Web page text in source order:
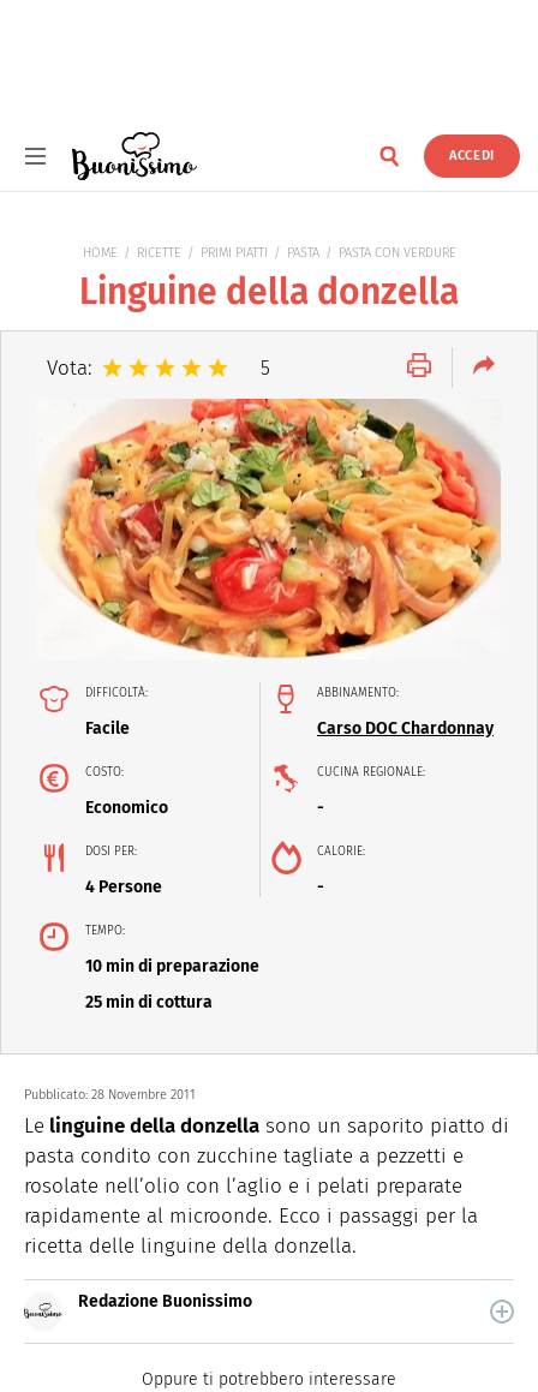
ACCEDI
HOME RICETTE PRIMI PIATTI PASTA PASTA CON VERDURE
Linguine della donzella
Vota: 5
DIFFICOLTÀ:
Facile
ABBINAMENTO:
Carso DOC Chardonnay
COSTO:
Economico
CUCINA REGIONALE:
-
DOSI PER:
4 Persone
CALORIE:
-
TEMPO:
10 min di preparazione
25 min di cottura
Pubblicato: 28 Novembre 2011
Le linguine della donzella sono un saporito piatto di
pasta condito con zucchine tagliate a pezzetti e
rosolate nell’olio con l’aglio e i pelati preparate
rapidamente al microonde. Ecco i passaggi per la
ricetta delle linguine della donzella.
Redazione Buonissimo
quale trovi idee veloci, facili e spiegate passo passo.
Oppure ti potrebbero interessare